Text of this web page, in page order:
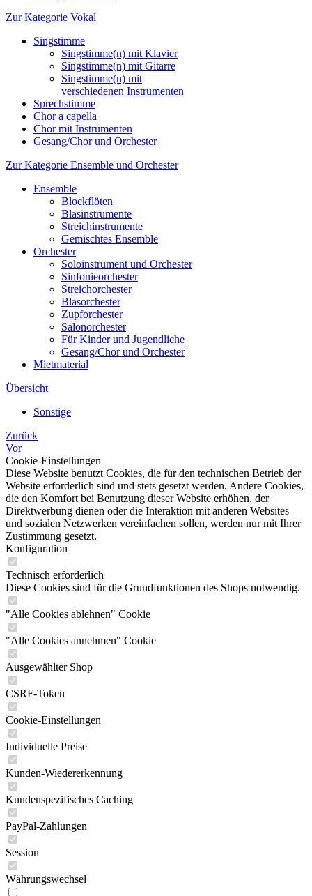
Zur Kategorie Vokal
Singstimme
Singstimme(n) mit Klavier
Singstimme(n) mit Gitarre
Singstimme(n) mit
verschiedenen Instrumenten
Sprechstimme
Chor a capella
Chor mit Instrumenten
Gesang/Chor und Orchester
Zur Kategorie Ensemble und Orchester
Ensemble
Blockflöten
Blasinstrumente
Streichinstrumente
Gemischtes Ensemble
Orchester
Soloinstrument und Orchester
Sinfonieorchester
Streichorchester
Blasorchester
Zupforchester
Salonorchester
Für Kinder und Jugendliche
Gesang/Chor und Orchester
Mietmaterial
Übersicht
Sonstige
Zurück
Vor
Cookie-Einstellungen
Diese Website benutzt Cookies, die für den technischen Betrieb der
Website erforderlich sind und stets gesetzt werden. Andere Cookies,
die den Komfort bei Benutzung dieser Website erhöhen, der
Direktwerbung dienen oder die Interaktion mit anderen Websites
und sozialen Netzwerken vereinfachen sollen, werden nur mit Ihrer
Zustimmung gesetzt.
Konfiguration
Technisch erforderlich
Diese Cookies sind für die Grundfunktionen des Shops notwendig.
"Alle Cookies ablehnen" Cookie
"Alle Cookies annehmen" Cookie
Ausgewählter Shop
CSRF-Token
Cookie-Einstellungen
Individuelle Preise
Kunden-Wiedererkennung
Kundenspezifisches Caching
PayPal-Zahlungen
Session
Währungswechsel